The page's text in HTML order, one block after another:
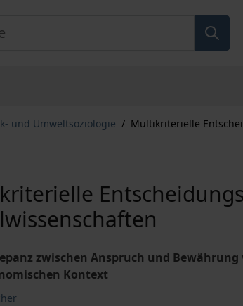
und Umweltsoziologie / Multikriterielle
zwischen Anspruch und
Kontext